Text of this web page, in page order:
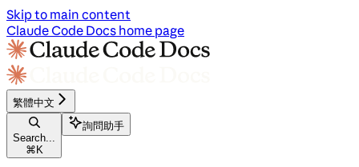
Skip to main content
Claude Code Docs home page
繁體中文
Search...
⌘ K
詢問助手